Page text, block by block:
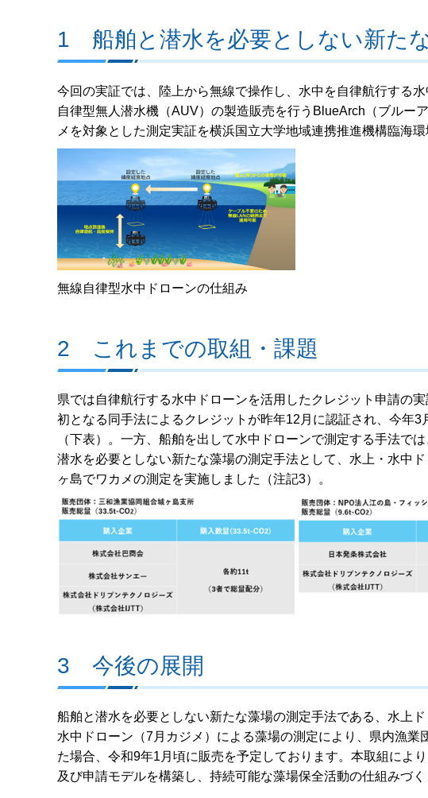
1 船舶と潜水を必要としない新た
今回の実証では、陸上から無線で操作し、水中を自律航行する
自律型無人潜水機（AUV）の製造販売を行うBlueArch（ブルー
メを対象とした測定実証を横浜国立大学地域連携推進機構臨海
無線自律型水中ドローンの仕組み
2 これまでの取組・課題
県では自律航行する水中ドローンを活用したクレジット申請の
初となる同手法によるクレジットが昨年12月に認証され、今年
（下表）。一方、船舶を出して水中ドローンで測定する手法で
潜水を必要としない新たな藻場の測定手法として、水上・水中
ヶ島でワカメの測定を実施しました（注記3）。
3 今後の展開
船舶と潜水を必要としない新たな藻場の測定手法である、水上
水中ドローン（7月カジメ）による藻場の測定により、県内漁
た場合、令和9年1月頃に販売を予定しております。本取組によ
及び申請モデルを構築し、持続可能な藻場保全活動の仕組みづく